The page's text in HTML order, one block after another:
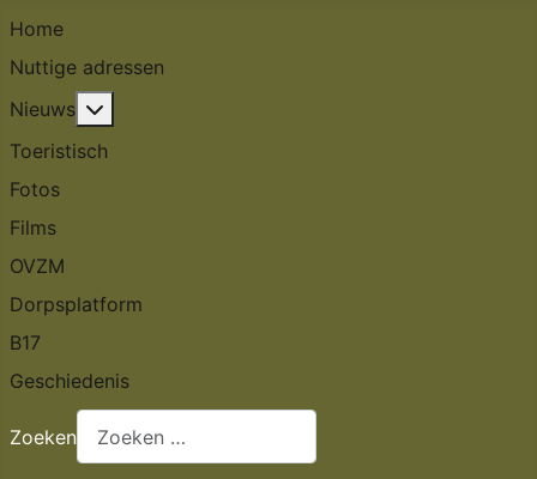
Home
Nuttige adressen
Nieuws
Toeristisch
Fotos
Films
OVZM
Dorpsplatform
B17
Geschiedenis
Zoeken